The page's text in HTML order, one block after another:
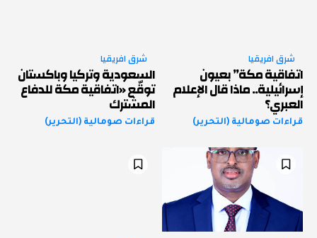
شرق افريقيا
اتفاقية مكة” بعيون
إسرائيلية.. ماذا قال الإعلام
العبري؟
قراءات صومالية (التحرير)
شرق افريقيا
السعودية وتركيا وباكستان
توقّع «اتفاقية مكة للدفاع
المشترك
قراءات صومالية (التحرير)